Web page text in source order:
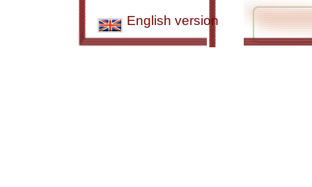
English version